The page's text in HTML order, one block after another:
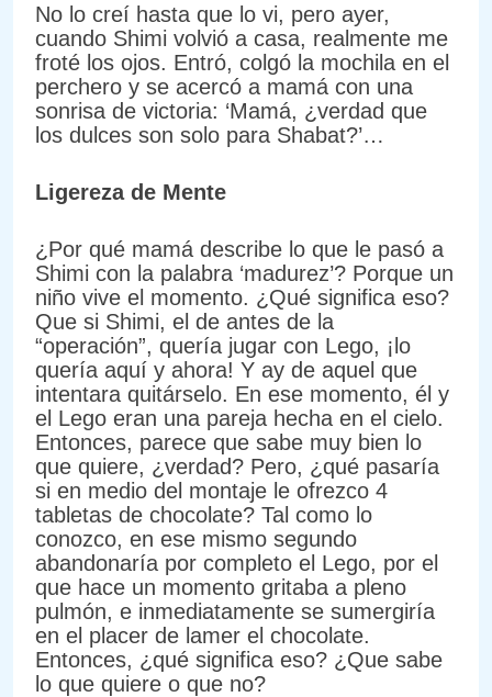
No lo creí hasta que lo vi, pero ayer,
cuando Shimi volvió a casa, realmente me
froté los ojos. Entró, colgó la mochila en el
perchero y se acercó a mamá con una
sonrisa de victoria: ‘Mamá, ¿verdad que
los dulces son solo para Shabat?’…
Ligereza de Mente
¿Por qué mamá describe lo que le pasó a
Shimi con la palabra ‘madurez’? Porque un
niño vive el momento. ¿Qué significa eso?
Que si Shimi, el de antes de la
“operación”, quería jugar con Lego, ¡lo
quería aquí y ahora! Y ay de aquel que
intentara quitárselo. En ese momento, él y
el Lego eran una pareja hecha en el cielo.
Entonces, parece que sabe muy bien lo
que quiere, ¿verdad? Pero, ¿qué pasaría
si en medio del montaje le ofrezco 4
tabletas de chocolate? Tal como lo
conozco, en ese mismo segundo
abandonaría por completo el Lego, por el
que hace un momento gritaba a pleno
pulmón, e inmediatamente se sumergiría
en el placer de lamer el chocolate.
Entonces, ¿qué significa eso? ¿Que sabe
lo que quiere o que no?